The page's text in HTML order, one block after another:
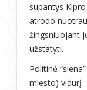
supantys
atrodo
žingsniuojant
užstatyti.
Politinė
miesto) vidurį